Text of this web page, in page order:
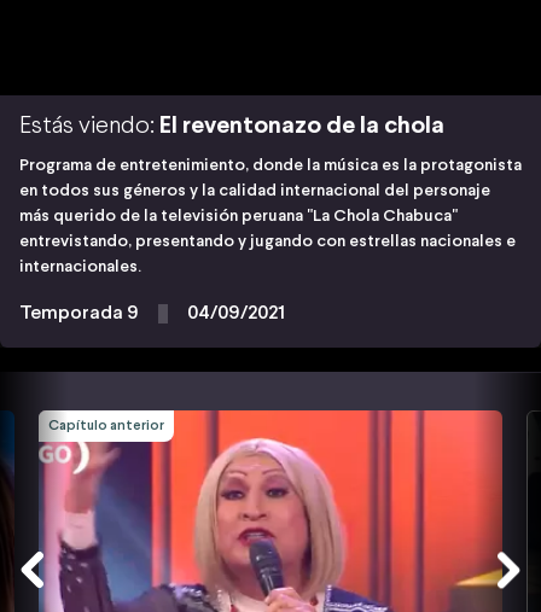
Estás viendo: El reventonazo de la chola
Programa de entretenimiento, donde la música es la protagonista
en todos sus géneros y la calidad internacional del personaje
más querido de la televisión peruana "La Chola Chabuca"
entrevistando, presentando y jugando con estrellas nacionales e
internacionales.
Temporada 9 04/09/2021
Capítulo anterior